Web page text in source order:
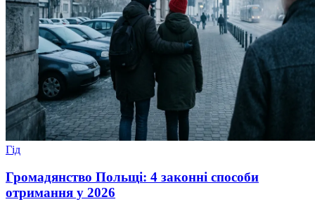
Гід
Громадянство Польщі: 4 законні способи
отримання у 2026